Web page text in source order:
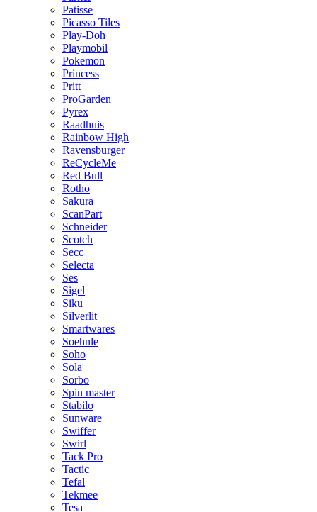
Patisse
Picasso Tiles
Play-Doh
Playmobil
Pokemon
Princess
Pritt
ProGarden
Pyrex
Raadhuis
Rainbow High
Ravensburger
ReCycleMe
Red Bull
Rotho
Sakura
ScanPart
Schneider
Scotch
Secc
Selecta
Ses
Sigel
Siku
Silverlit
Smartwares
Soehnle
Soho
Sola
Sorbo
Spin master
Stabilo
Sunware
Swiffer
Swirl
Tack Pro
Tactic
Tefal
Tekmee
Tesa